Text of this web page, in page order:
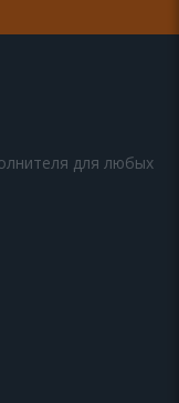
для любых